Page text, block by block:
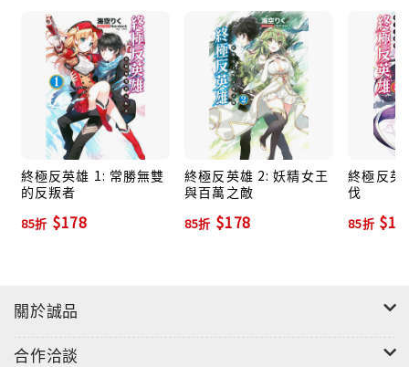
終極反英雄 1: 常勝無雙
的反叛者
85折 $178
終極反英雄 2: 妖精女王
與百萬之敵
85折 $178
終極反英
伐
85折
關於誠品
合作洽談